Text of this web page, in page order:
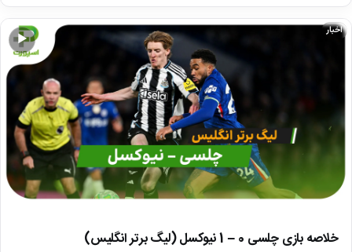
▶
اخبار
خلاصه بازی چلسی 0 – 1 نیوکسل (لیگ برتر انگلیس)